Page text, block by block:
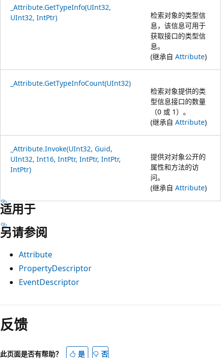
_Attribute.GetTypeInfo(UInt32,
UInt32, IntPtr)
检索对象的类型信
息，该信息可用于
获取接口的类型信
息。
(继承自 Attribute)
_Attribute.GetTypeInfoCount(UInt32)
检索对象提供的类
型信息接口的数量
（0 或 1）。
(继承自 Attribute)
_Attribute.Invoke(UInt32, Guid,
UInt32, Int16, IntPtr, IntPtr, IntPtr,
IntPtr)
提供对对象公开的
属性和方法的访
问。
(继承自 Attribute)
适用于
另请参阅
Attribute
PropertyDescriptor
EventDescriptor
阅
读
模
反馈
此页面是否有帮助？ 是 否